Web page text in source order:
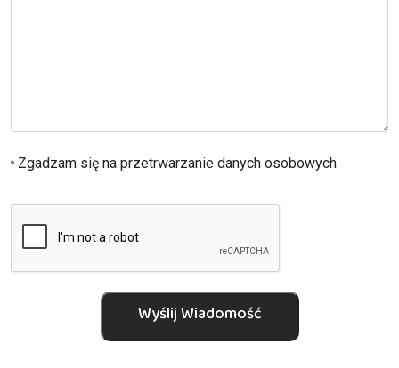
Zgadzam się na przetrwarzanie danych osobowych
Wyślij Wiadomość